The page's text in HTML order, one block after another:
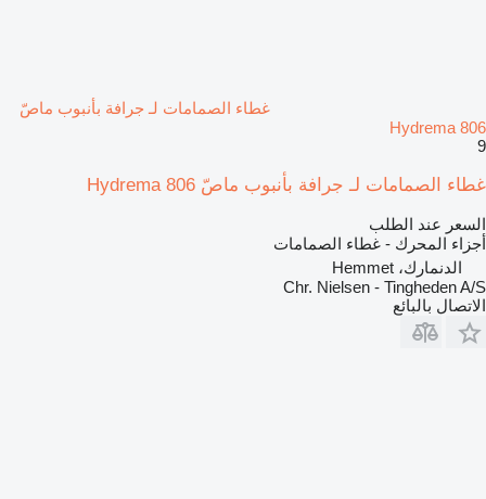
غطاء الصمامات لـ جرافة بأنبوب ماصّ
Hydrema 806
9
غطاء الصمامات لـ جرافة بأنبوب ماصّ Hydrema 806
السعر عند الطلب
أجزاء المحرك - غطاء الصمامات
الدنمارك، Hemmet
Chr. Nielsen - Tingheden A/S
الاتصال بالبائع